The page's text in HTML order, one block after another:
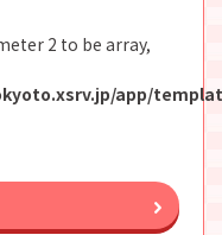
2 to be array,
app/